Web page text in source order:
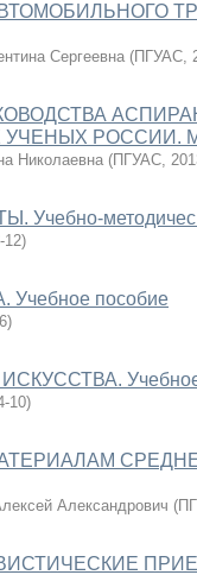
Сергеевна (ПГУАС,
РОССИИ.
Николаевна (ПГУАС,
12)
пособие
)
Учебное
10)
Александрович (